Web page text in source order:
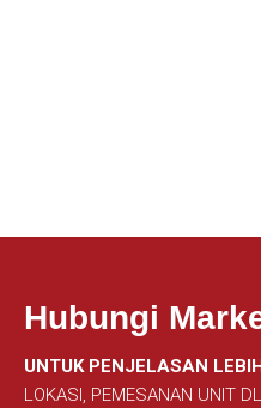
Hubungi
UNTUK PENJELASAN
LOKASI, PEMESANAN UNIT